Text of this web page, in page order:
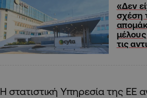
«Δεν
σχέση
τις
Η στατιστική Υπηρεσία της ΕΕ